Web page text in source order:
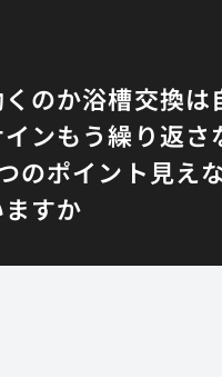
のか浴槽交換は
ンもう繰り返さ
のポイント 見え
すか